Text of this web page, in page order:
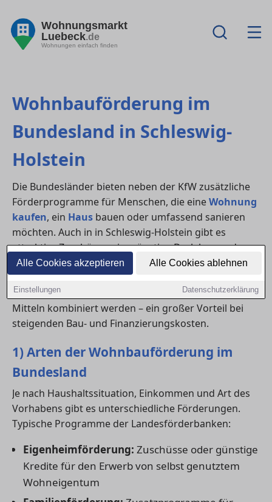
Alle Cookies akzeptieren Alle Cookies ablehnen
Einstellungen Datenschutzerklärung
Wohnungsmarkt
Luebeck.de
Wohnungen einfach finden
Wohnbauförderung im
Bundesland in Schleswig-
Holstein
Die Bundesländer bieten neben der KfW zusätzliche
Förderprogramme für Menschen, die eineWohnung
kaufen, ein Haus bauen oder umfassend sanieren
möchten. Auch in in Schleswig-Holstein gibt es
attraktive Zuschüsse, zinsgünstige Darlehen und
Unterstützungen für Familien, Erstkäufer:innen oder
energetische Modernisierungen. Diese
Landesförderprogramme können meist mit KfW-
Mitteln kombiniert werden – ein großer Vorteil bei
steigenden Bau- und Finanzierungskosten.
1) Arten der Wohnbauförderung im
Bundesland
Je nach Haushaltssituation, Einkommen und Art des
Vorhabens gibt es unterschiedliche Förderungen.
Typische Programme der Landesförderbanken:
Eigenheimförderung: Zuschüsse oder günstige
Kredite für den Erwerb von selbst genutztem
Wohneigentum